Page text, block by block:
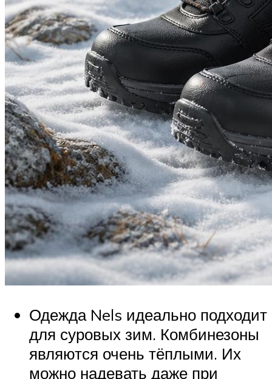
Одежда Nels идеально подходит
для суровых зим. Комбинезоны
являются очень тёплыми. Их
можно надевать даже при